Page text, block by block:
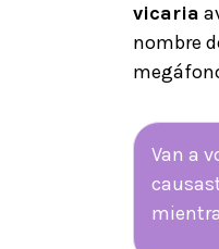
vicaria
nombre
Van a